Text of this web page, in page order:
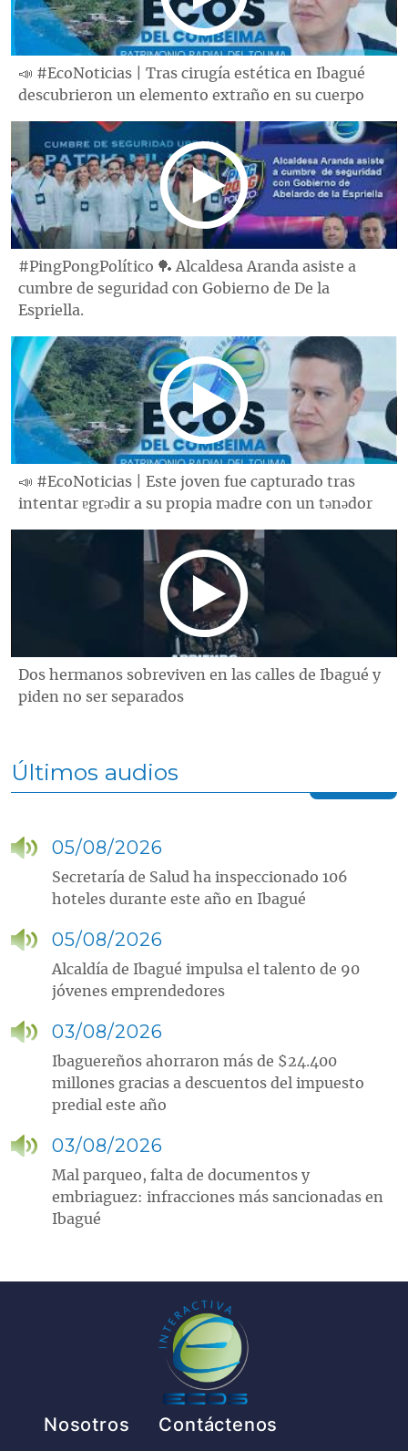
📣 #EcoNoticias | Tras cirugía estética en Ibagué
descubrieron un elemento extraño en su cuerpo
#PingPongPolítico 🏓 Alcaldesa Aranda asiste a
cumbre de seguridad con Gobierno de De la
Espriella.
📣 #EcoNoticias | Este joven fue capturado tras
intentar ɐgrǝdir a su propia madre con un tǝnǝdor
Dos hermanos sobreviven en las calles de Ibagué y
piden no ser separados
Últimos audios
05/08/2026
Secretaría de Salud ha inspeccionado 106
hoteles durante este año en Ibagué
05/08/2026
Alcaldía de Ibagué impulsa el talento de 90
jóvenes emprendedores
03/08/2026
Ibaguereños ahorraron más de $24.400
millones gracias a descuentos del impuesto
predial este año
03/08/2026
Mal parqueo, falta de documentos y
embriaguez: infracciones más sancionadas en
Ibagué
Pie de página
Nosotros
Contáctenos